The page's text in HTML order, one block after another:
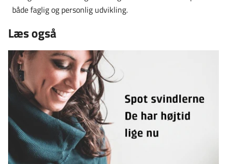
både faglig og personlig udvikling.
Læs også